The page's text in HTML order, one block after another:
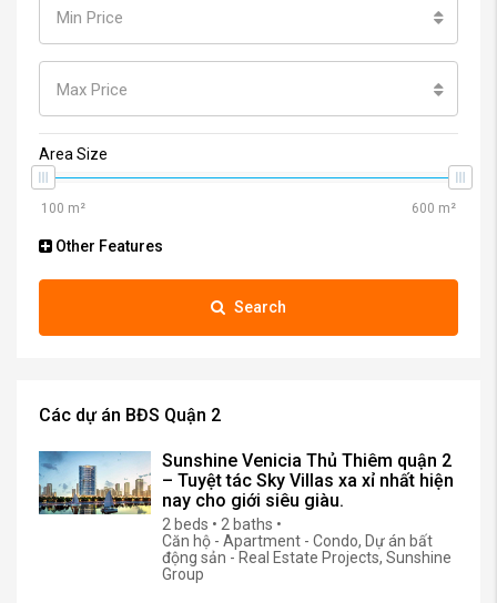
Min Price
Max Price
Area Size
Other Features
Search
Các dự án BĐS Quận 2
Sunshine Venicia Thủ Thiêm quận 2
– Tuyệt tác Sky Villas xa xỉ nhất hiện
nay cho giới siêu giàu.
2 beds • 2 baths •
Căn hộ - Apartment - Condo, Dự án bất
động sản - Real Estate Projects, Sunshine
Group